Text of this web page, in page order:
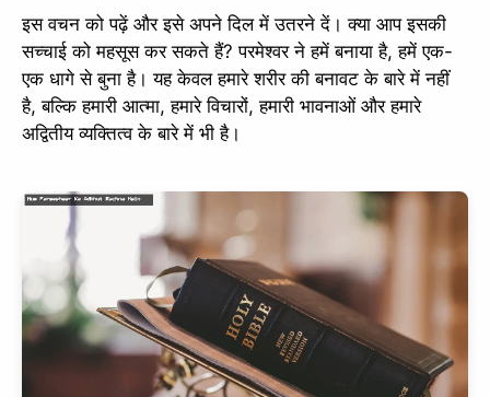
इस वचन को पढ़ें और इसे अपने दिल में उतरने दें। क्या आप इसकी
सच्चाई को महसूस कर सकते हैं? परमेश्वर ने हमें बनाया है, हमें एक-
एक धागे से बुना है। यह केवल हमारे शरीर की बनावट के बारे में नहीं
है, बल्कि हमारी आत्मा, हमारे विचारों, हमारी भावनाओं और हमारे
अद्वितीय व्यक्तित्व के बारे में भी है।